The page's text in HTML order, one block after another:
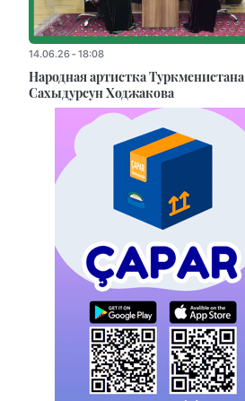
14.06.26 - 18:08
Народная артистка Туркменистана
Сахыдурсун Ходжакова